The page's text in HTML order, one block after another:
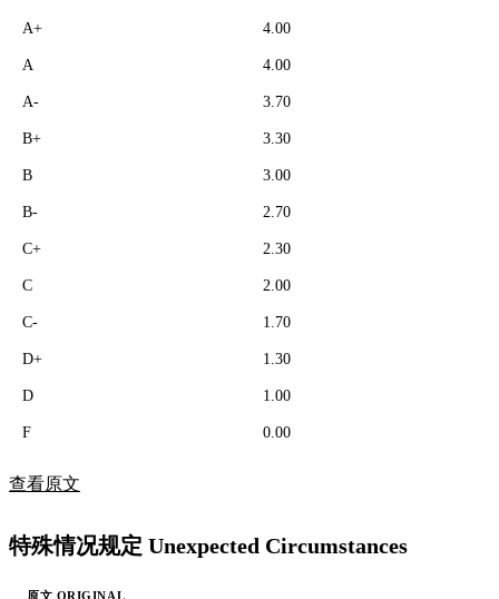
A+ 4.00
A 4.00
A- 3.70
B+ 3.30
B 3.00
B- 2.70
C+ 2.30
C 2.00
C- 1.70
D+ 1.30
D 1.00
F 0.00
查看原文
特殊情况规定 Unexpected Circumstances